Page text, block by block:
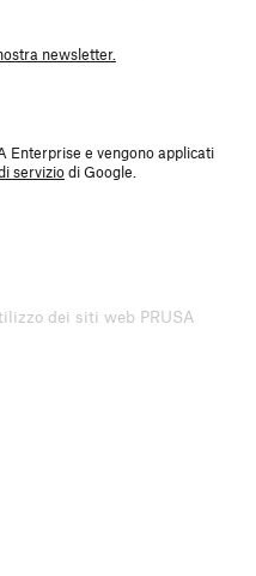
newsletter.
Enterprise e vengono applicati
serviziodi Google.
dei siti web PRUSA